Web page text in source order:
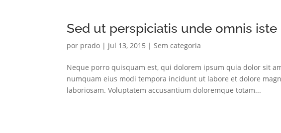
Sed ut perspiciatis unde omnis iste
por prado | jul 13, 2015 |Sem categoria
Neque porro quisquam est, qui dolorem ipsum quia dolor sit
numquam eius modi tempora incidunt ut labore et dolore
laboriosam. Voluptatem accusantium doloremque totam...